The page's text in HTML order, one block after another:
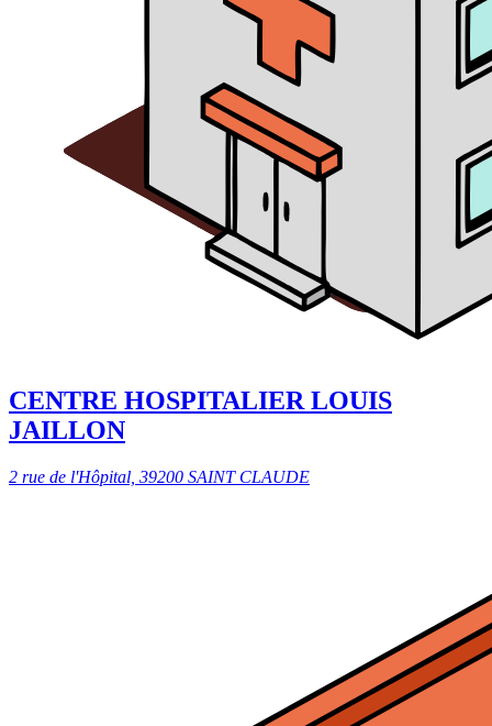
CENTRE HOSPITALIER LOUIS
JAILLON
2 rue de l'Hôpital, 39200 SAINT CLAUDE